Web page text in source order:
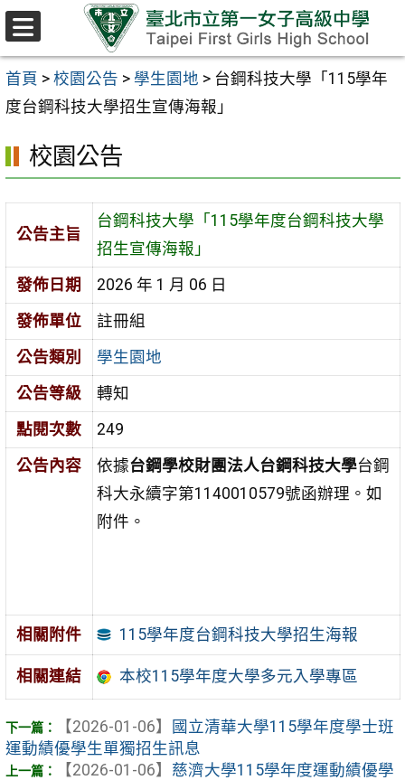
跳至主要內容區
首頁 > 校園公告 > 學生園地 > 台鋼科技大學「115學年
度台鋼科技大學招生宣傳海報」
校園公告
公告主旨
台鋼科技大學「115學年度台鋼科技大學
招生宣傳海報」
發佈日期
2026 年 1 月 06 日
發佈單位
註冊組
公告類別
學生園地
公告等級
轉知
點閱次數
249
公告內容
依據台鋼學校財團法人台鋼科技大學台鋼
科大永續字第1140010579號函辦理。如
附件。
相關附件 115學年度台鋼科技大學招生海報
相關連結 本校115學年度大學多元入學專區
【2026-01-06】
國立清華大學115學年度學士班
運動績優學生單獨招生訊息
【2026-01-06】 慈濟大學115學年度運動績優學
選
單